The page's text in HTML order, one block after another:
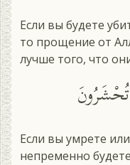
Если вы будете
то прощение от
лучше того, что
تُحْشَرُونَ
Если вы умрете
непременно